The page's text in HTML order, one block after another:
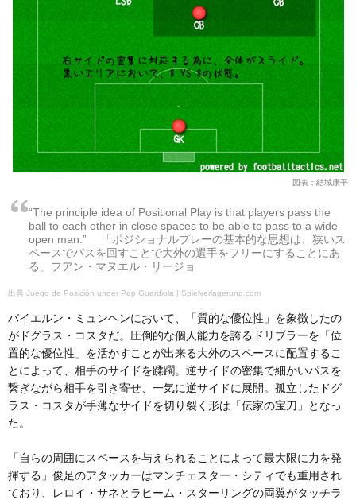
図表：結城康平
“The principle idea of Positional Play is that players pass the
ball to each other in close spaces to be able to pass to a wide
open man.” 「ポジショナルプレーの基本的な思想は、狭いス
ペースでパスを回すことで大外の選手をフリーにすることにあ
る」フアン・マヌエル・リージョ
Juego de Posición under Pep Guardiola | Spielverlagerung.com
バイエルン・ミュンヘンにおいて、「質的な優位性」を象徴したの
がドグラス・コスタだ。圧倒的な個人能力を誇るドリブラーを「位
置的な優位性」を活かすことが出来る大外のスペースに配置するこ
とによって、相手のサイドを蹂躙。逆サイドの密集で細かいパスを
繋ぎながら相手を引き寄せ、一気に逆サイドに展開。孤立したドグ
ラス・コスタが手薄なサイドを切り裂く形は「伝家の宝刀」となっ
た。
「自らの周囲にスペースを与えられることによって最大限に力を発
揮する」俊足のアタッカーはマンチェスター・シティでも重用され
ており、レロイ・サネとラヒーム・スターリングの両翼がタッチラ